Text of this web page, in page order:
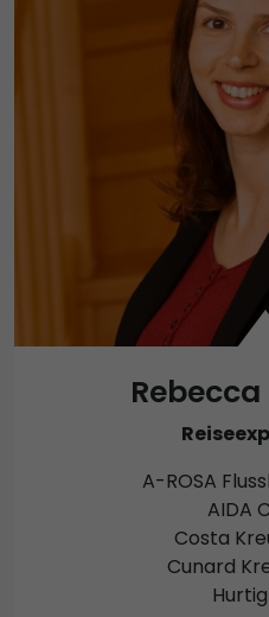
A-ROSA
AIDA
Costa
Cunard